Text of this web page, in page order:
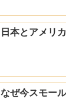
日本とアメリ
なぜ今スモー